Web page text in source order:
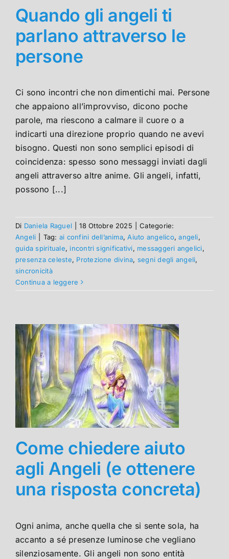
Quando gli angeli ti
parlano attraverso le
persone
Ci sono incontri che non dimentichi mai. Persone
che appaiono all’improvviso, dicono poche
parole, ma riescono a calmare il cuore o a
indicarti una direzione proprio quando ne avevi
bisogno. Questi non sono semplici episodi di
coincidenza: spesso sono messaggi inviati dagli
angeli attraverso altre anime. Gli angeli, infatti,
possono [...]
Di Daniela Raguel 18 Ottobre 2025
Categorie:
Angeli
Tag: ai confini dell’anima,Aiuto angelico,angeli,
guida spirituale, incontri significativi, messaggeri angelici,
presenza celeste, Protezione divina, segni degli angeli,
sincronicità
Continua a leggere
Come chiedere aiuto
agli Angeli (e ottenere
una risposta concreta)
Ogni anima, anche quella che si sente sola, ha
accanto a sé presenze luminose che vegliano
silenziosamente. Gli angeli non sono entità